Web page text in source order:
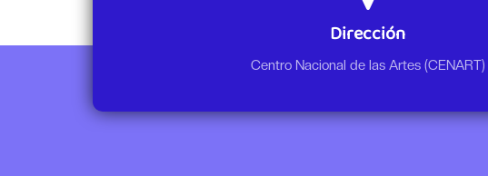
Dirección
Centro Nacional de las Artes (CENART)